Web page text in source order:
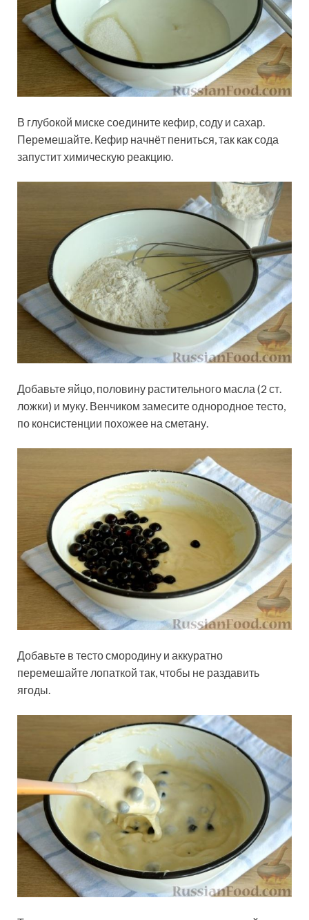
В глубокой миске соедините кефир, соду и сахар.
Перемешайте. Кефир начнёт пениться, так как сода
запустит химическую реакцию.
Добавьте яйцо, половину растительного масла (2 ст.
ложки) и муку. Венчиком замесите однородное тесто,
по консистенции похожее на сметану.
Добавьте в тесто смородину и аккуратно
перемешайте лопаткой так, чтобы не раздавить
ягоды.